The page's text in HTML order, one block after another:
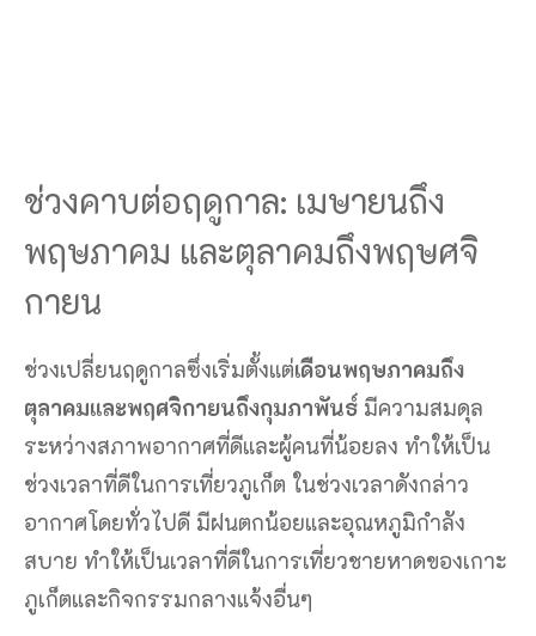
ระหว่างสภาพอากาศที่ดีและผู้คนที่น้อยลง ทำให้เป็น
ช่วงเวลาที่ดีในการเที่ยวภูเก็ต ในช่วงเวลาดังกล่าว
อากาศโดยทั่วไปดี มีฝนตกน้อยและอุณหภูมิกำลัง
สบาย ทำให้เป็นเวลาที่ดีในการเที่ยวชายหาดของเกาะ
ในช่วงคาบต่อฤดูกาลนั้น เกาะจะแออัดน้อยกว่าช่วง
ฤดูกาลท่องเที่ยว ซึ่งหมายความว่านักท่องเที่ยว
สามารถเพลิดเพลินกับสถานที่ท่องเที่ยว และกิจกรรม
ต่าง ๆ ได้โดยปราศจากฝูงนักท่องเที่ยวท่านอื่น
นอกจากนั้นแล้วยังหมายความว่า ราคาที่พัก และ
กิจกรรมท่องเที่ยวโดยทั่วไปจะต่ำกว่าช่วงฤดูท่องเที่ยว